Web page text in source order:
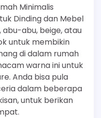
Minimalis
Dinding dan Mebel
abu, beige, atau
untuk membikin
di dalam rumah
warna ini untuk
Anda bisa pula
dalam beberapa
untuk berikan